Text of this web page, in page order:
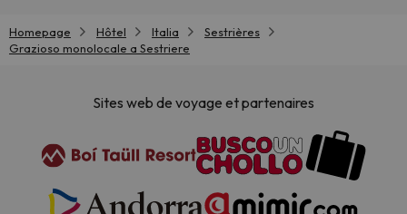
Homepage Hôtel Italia
Sestrières
Grazioso monolocale a Sestriere
Sites web de voyage et partenaires